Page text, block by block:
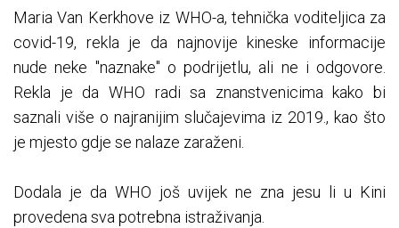
Maria Van Kerkhove iz WHO-a, tehnička voditeljica za
covid-19, rekla je da najnovije kineske informacije
nude neke "naznake" o podrijetlu, ali ne i odgovore.
Rekla je da WHO radi sa znanstvenicima kako bi
saznali više o najranijim slučajevima iz 2019., kao što
je mjesto gdje se nalaze zaraženi.
Dodala je da WHO još uvijek ne zna jesu li u Kini
provedena sva potrebna istraživanja.